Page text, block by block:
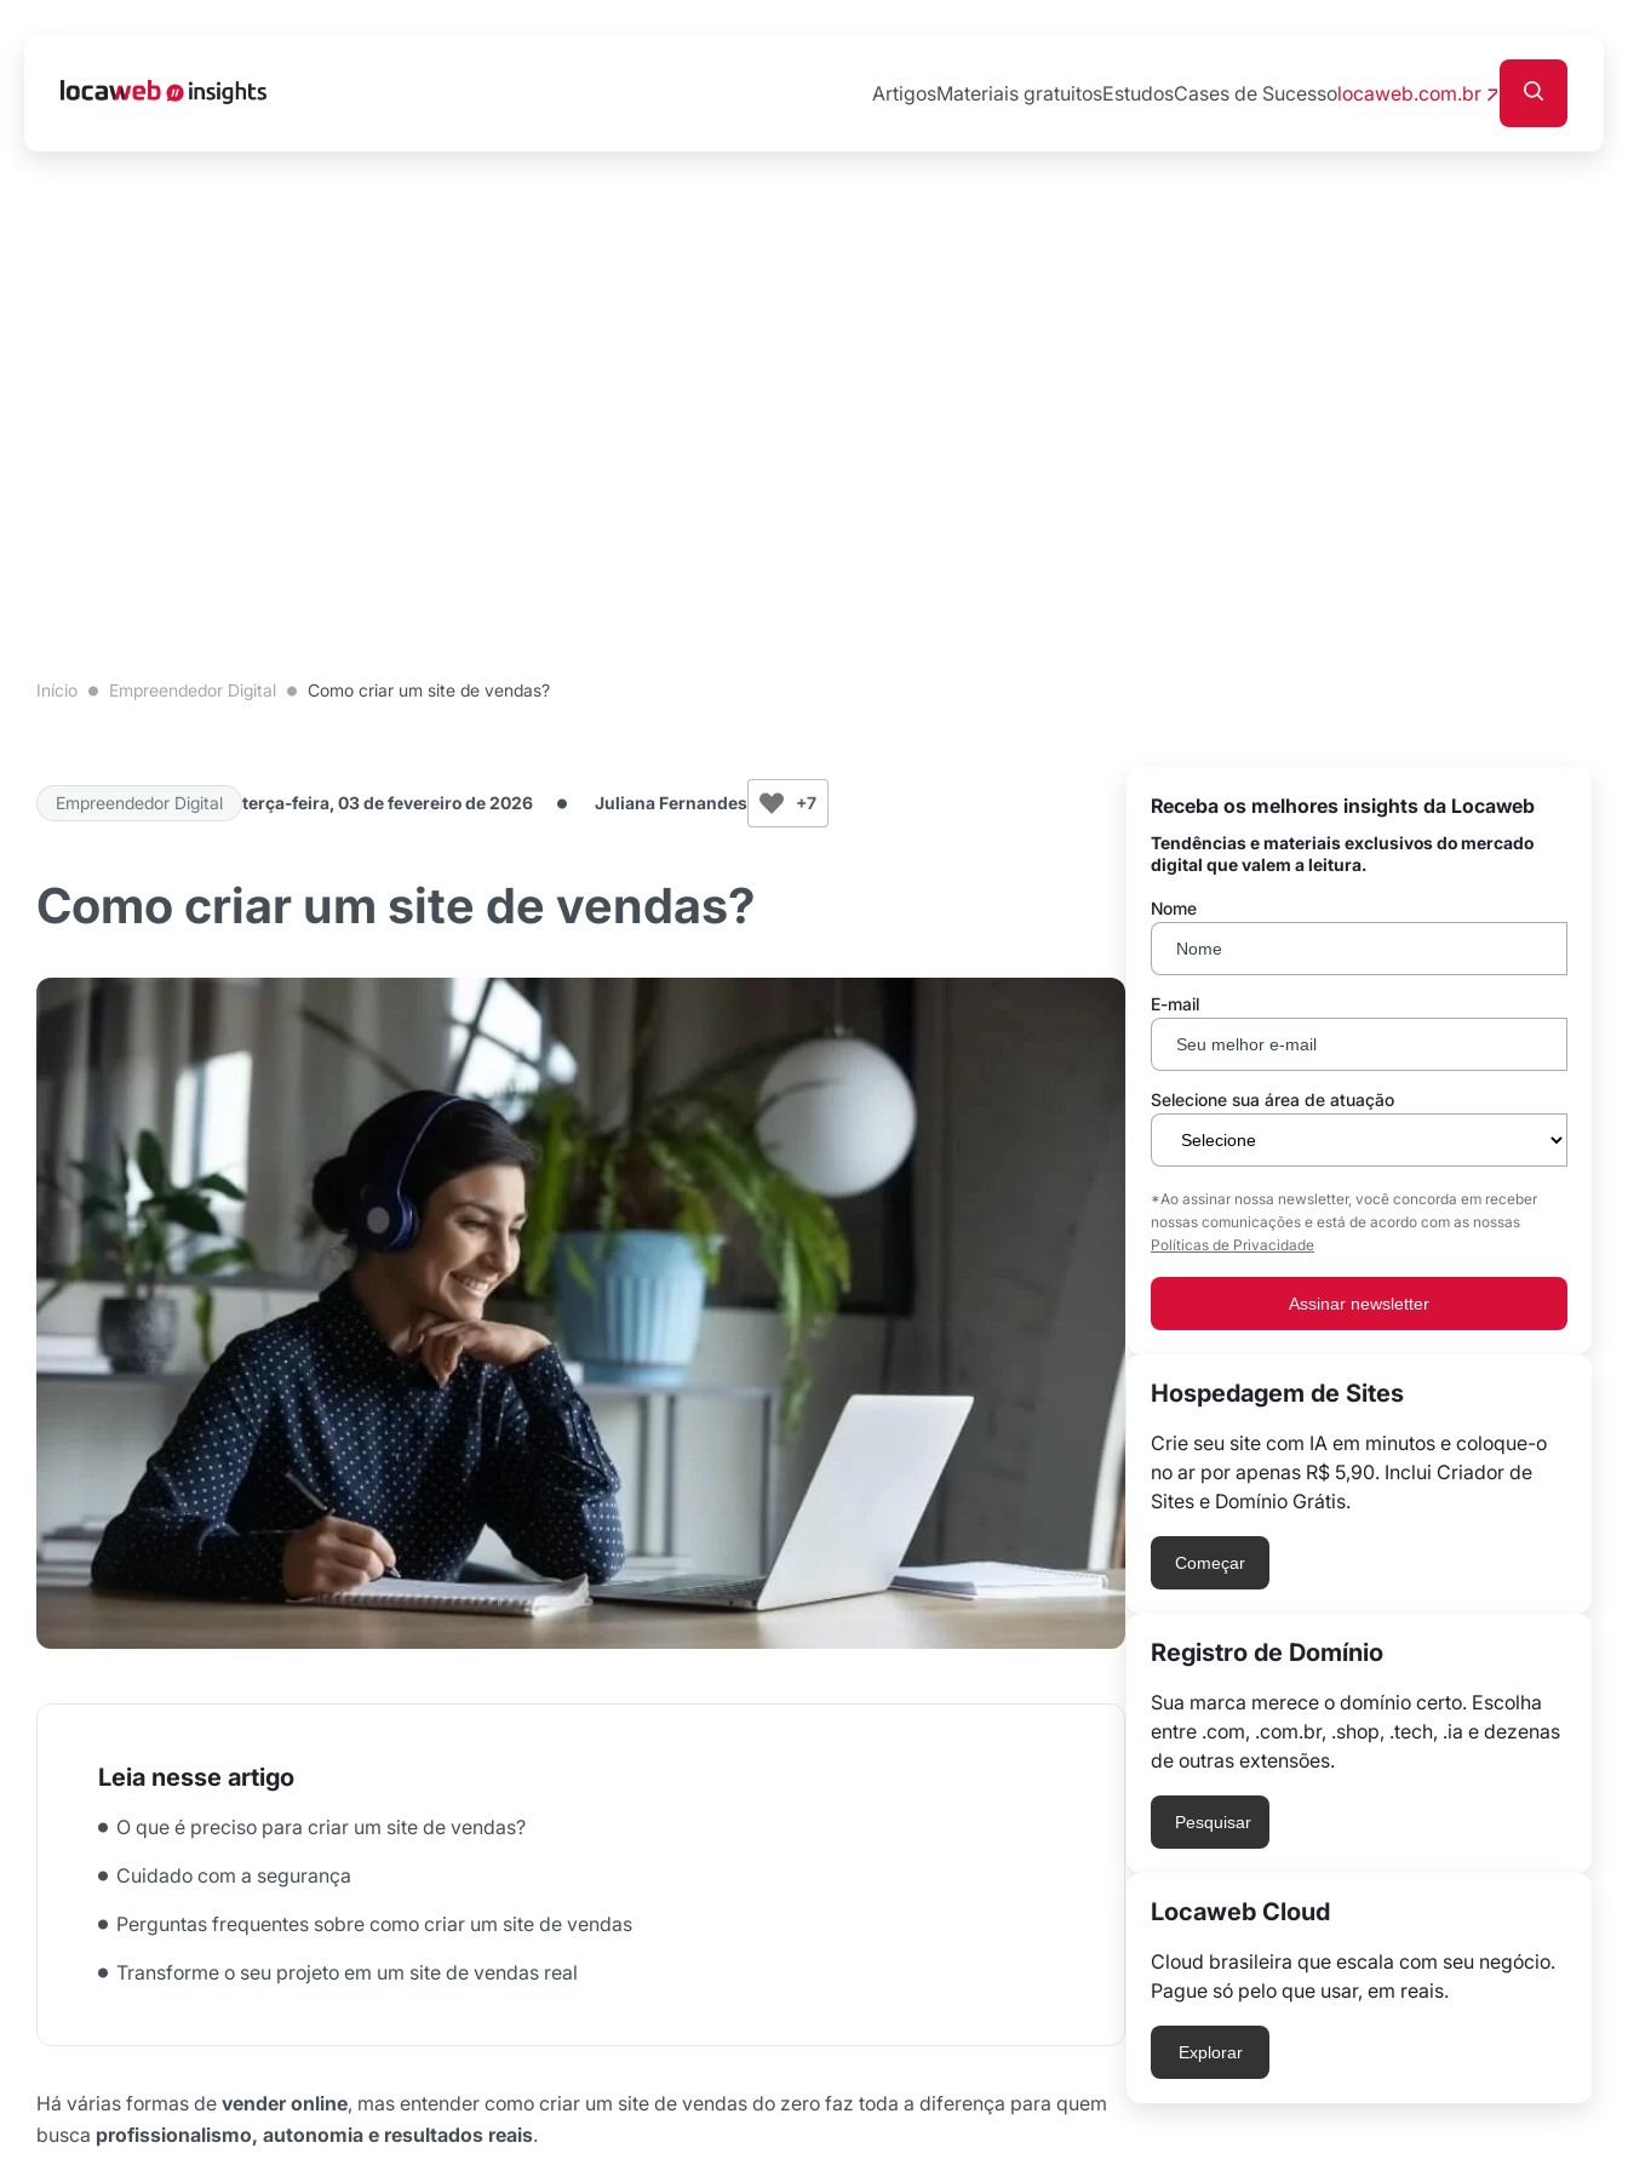
ArtigosMateriais gratuitosEstudosCases de Sucessolocaweb.com.br
Início Empreendedor Digital Como criar um site de vendas?
Empreendedor Digital terça-feira, 03 de fevereiro de 2026 Juliana Fernandes +7
Como criar um site de vendas?
O que é preciso para criar um site de vendas?
Cuidado com a segurança
Perguntas frequentes sobre como criar um site de vendas
Transforme o seu projeto em um site de vendas real
Há várias formas de vender online, mas entender como criar um site de vendas do zero faz toda a diferença para quem
busca profissionalismo, autonomia e resultados reais.
Receba os melhores insights da Locaweb
Tendências e materiais exclusivos do mercado
digital que valem a leitura.
Nome
E-mail
Selecione sua área de atuação
*Ao assinar nossa newsletter, você concorda em receber
nossas comunicações e está de acordo com as nossas
Políticas de Privacidade
Assinar newsletter
Hospedagem de Sites
Crie seu site com IA em minutos e coloque-o
no ar por apenas R$ 5,90. Inclui Criador de
Sites e Domínio Grátis.
Começar
Registro de Domínio
Sua marca merece o domínio certo. Escolha
entre .com, .com.br, .shop, .tech, .ia e dezenas
de outras extensões.
Pesquisar
Locaweb Cloud
Cloud brasileira que escala com seu negócio.
Pague só pelo que usar, em reais.
Explorar